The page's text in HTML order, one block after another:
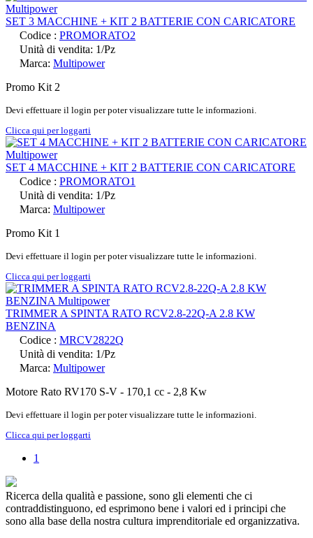
SET 3 MACCHINE + KIT 2 BATTERIE CON CARICATORE
Codice : PROMORATO2
Unità di vendita: 1/Pz
Marca: Multipower
Promo Kit 2
Devi effettuare il login per poter visualizzare tutte le informazioni.
Clicca qui per loggarti
SET 4 MACCHINE + KIT 2 BATTERIE CON CARICATORE
Codice : PROMORATO1
Unità di vendita: 1/Pz
Marca: Multipower
Promo Kit 1
Devi effettuare il login per poter visualizzare tutte le informazioni.
Clicca qui per loggarti
TRIMMER A SPINTA RATO RCV2.8-22Q-A 2.8 KW
BENZINA
Codice : MRCV2822Q
Unità di vendita: 1/Pz
Marca: Multipower
Motore Rato RV170 S-V - 170,1 cc - 2,8 Kw
Devi effettuare il login per poter visualizzare tutte le informazioni.
Clicca qui per loggarti
1
Ricerca della qualità e passione, sono gli elementi che ci
contraddistinguono, ed esprimono bene i valori ed i principi che
sono alla base della nostra cultura imprenditoriale ed organizzativa.